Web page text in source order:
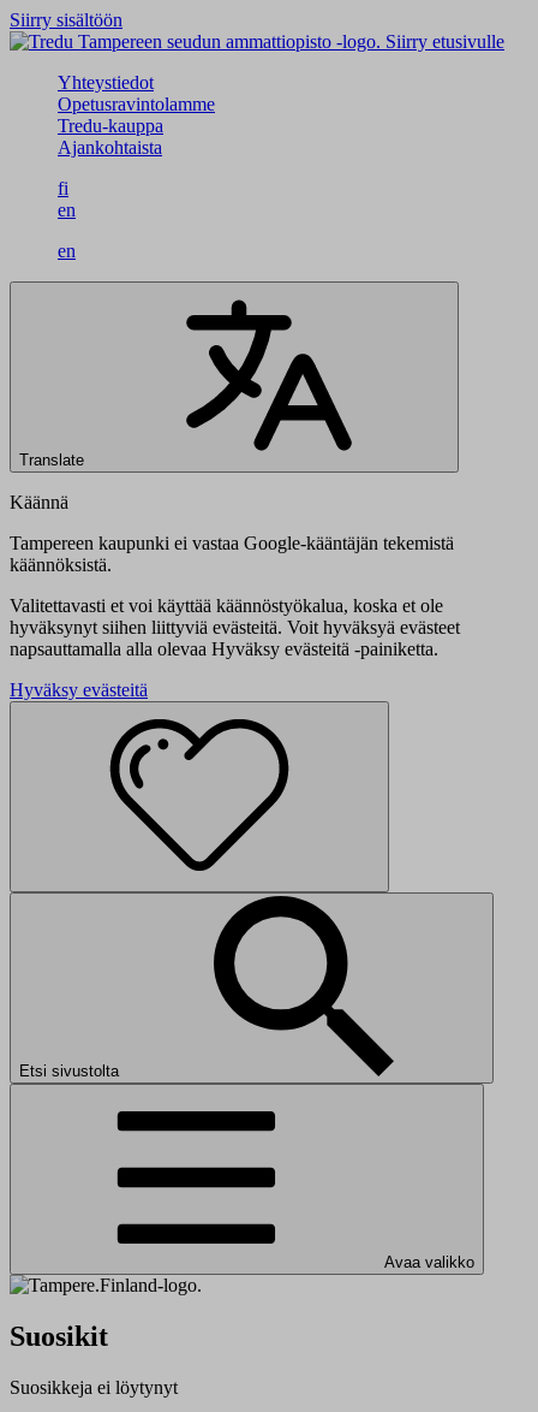
Siirry sisältöön
Siirry etusivulle
Yhteystiedot
Opetusravintolamme
Tredu-kauppa
Ajankohtaista
fi
en
en
Translate
Käännä
Tampereen kaupunki ei vastaa Google-kääntäjän tekemistä
käännöksistä.
Valitettavasti et voi käyttää käännöstyökalua, koska et ole
hyväksynyt siihen liittyviä evästeitä. Voit hyväksyä evästeet
napsauttamalla alla olevaa Hyväksy evästeitä -painiketta.
Hyväksy evästeitä
Etsi sivustolta
Avaa valikko
Suosikit
Suosikkeja ei löytynyt